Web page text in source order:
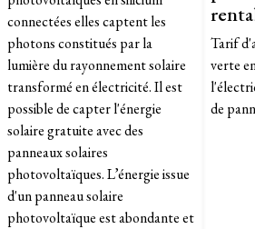
connectées elles captent les
photons constitués par la
lumière du rayonnement solaire
transformé en électricité. Il est
possible de capter l'énergie
solaire gratuite avec des
panneaux solaires
photovoltaïques. L’énergie issue
d'un panneau solaire
photovoltaïque est abondante et
Tarif
verte
de